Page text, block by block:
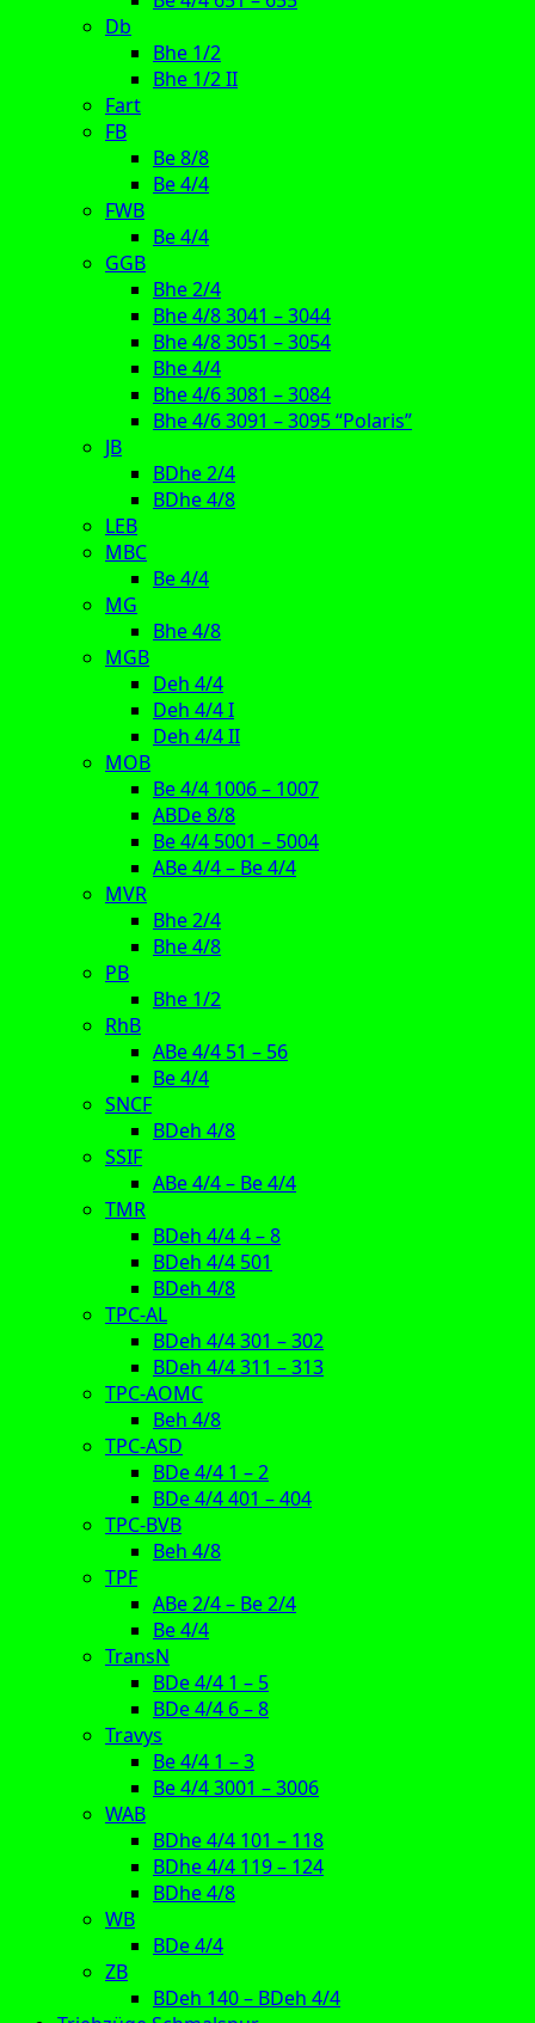
Db
Bhe 1/2
Bhe 1/2 II
Fart
FB
Be 8/8
Be 4/4
FWB
Be 4/4
GGB
Bhe 2/4
Bhe 4/8 3041 – 3044
Bhe 4/8 3051 – 3054
Bhe 4/4
Bhe 4/6 3081 – 3084
Bhe 4/6 3091 – 3095 “Polaris”
JB
BDhe 2/4
BDhe 4/8
LEB
MBC
Be 4/4
MG
Bhe 4/8
MGB
Deh 4/4
Deh 4/4 I
Deh 4/4 II
MOB
Be 4/4 1006 – 1007
ABDe 8/8
Be 4/4 5001 – 5004
ABe 4/4 – Be 4/4
MVR
Bhe 2/4
Bhe 4/8
PB
Bhe 1/2
RhB
ABe 4/4 51 – 56
Be 4/4
SNCF
BDeh 4/8
SSIF
ABe 4/4 – Be 4/4
TMR
BDeh 4/4 4 – 8
BDeh 4/4 501
BDeh 4/8
TPC-AL
BDeh 4/4 301 – 302
BDeh 4/4 311 – 313
TPC-AOMC
Beh 4/8
TPC-ASD
BDe 4/4 1 – 2
BDe 4/4 401 – 404
TPC-BVB
Beh 4/8
TPF
ABe 2/4 – Be 2/4
Be 4/4
TransN
BDe 4/4 1 – 5
BDe 4/4 6 – 8
Travys
Be 4/4 1 – 3
Be 4/4 3001 – 3006
WAB
BDhe 4/4 101 – 118
BDhe 4/4 119 – 124
BDhe 4/8
WB
BDe 4/4
ZB
BDeh 140 – BDeh 4/4